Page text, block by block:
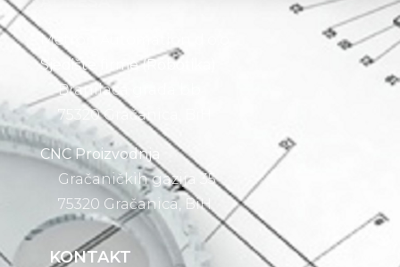
Metron Automation d.o.o.
Sjedište firme (Robotika)
Branilaca grada bb
75320 Gračanica, BiH
CNC Proizvodnja
Gračaničkih gazija 35
75320 Gračanica, BiH
KONTAKT